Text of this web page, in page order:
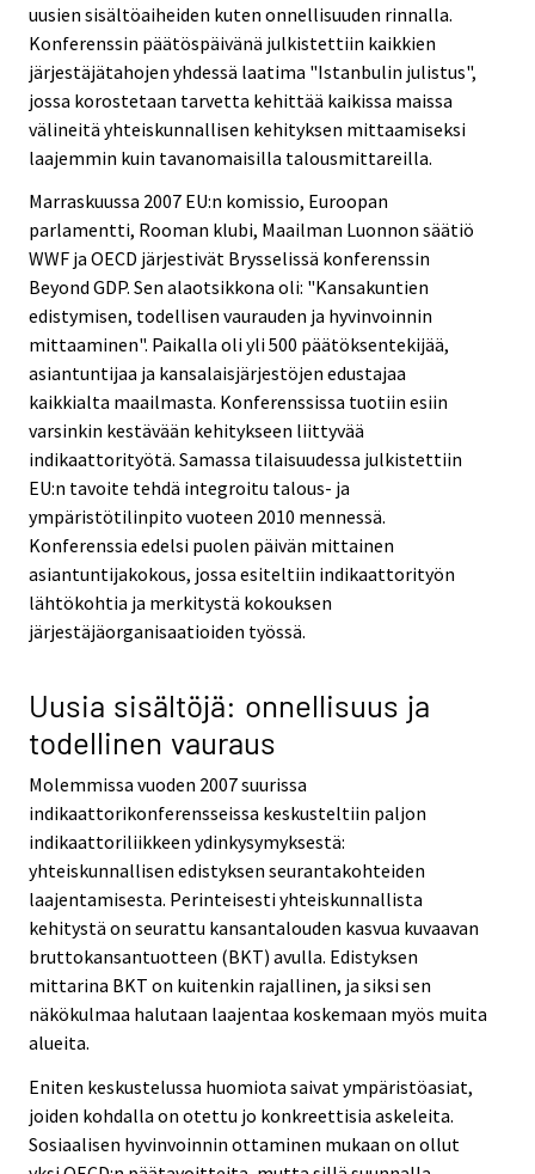
uusien sisältöaiheiden kuten onnellisuuden rinnalla.
Konferenssin päätöspäivänä julkistettiin kaikkien
järjestäjätahojen yhdessä laatima "Istanbulin julistus",
jossa korostetaan tarvetta kehittää kaikissa maissa
välineitä yhteiskunnallisen kehityksen mittaamiseksi
laajemmin kuin tavanomaisilla talousmittareilla.
Marraskuussa 2007 EU:n komissio, Euroopan
parlamentti, Rooman klubi, Maailman Luonnon säätiö
WWF ja OECD järjestivät Brysselissä konferenssin
Beyond GDP. Sen alaotsikkona oli: "Kansakuntien
edistymisen, todellisen vaurauden ja hyvinvoinnin
mittaaminen". Paikalla oli yli 500 päätöksentekijää,
asiantuntijaa ja kansalaisjärjestöjen edustajaa
kaikkialta maailmasta. Konferenssissa tuotiin esiin
varsinkin kestävään kehitykseen liittyvää
indikaattorityötä. Samassa tilaisuudessa julkistettiin
EU:n tavoite tehdä integroitu talous- ja
ympäristötilinpito vuoteen 2010 mennessä.
Konferenssia edelsi puolen päivän mittainen
asiantuntijakokous, jossa esiteltiin indikaattorityön
lähtökohtia ja merkitystä kokouksen
järjestäjäorganisaatioiden työssä.
Uusia sisältöjä: onnellisuus ja
todellinen vauraus
Molemmissa vuoden 2007 suurissa
indikaattorikonferensseissa keskusteltiin paljon
indikaattoriliikkeen ydinkysymyksestä:
yhteiskunnallisen edistyksen seurantakohteiden
laajentamisesta. Perinteisesti yhteiskunnallista
kehitystä on seurattu kansantalouden kasvua kuvaavan
bruttokansantuotteen (BKT) avulla. Edistyksen
mittarina BKT on kuitenkin rajallinen, ja siksi sen
näkökulmaa halutaan laajentaa koskemaan myös muita
alueita.
Eniten keskustelussa huomiota saivat ympäristöasiat,
joiden kohdalla on otettu jo konkreettisia askeleita.
Sosiaalisen hyvinvoinnin ottaminen mukaan on ollut